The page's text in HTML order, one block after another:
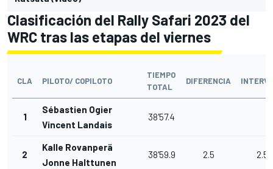
Clasificación del Rally Safari 2023 del
WRC tras las etapas del viernes
CLA PILOTO/ COPILOTO
TIEMPO
TOTAL
DIFERENCIA
1
Sébastien Ogier
Vincent Landais
38'57.4
2
Kalle Rovanperä
Jonne Halttunen
38'59.9 2.5 2.5